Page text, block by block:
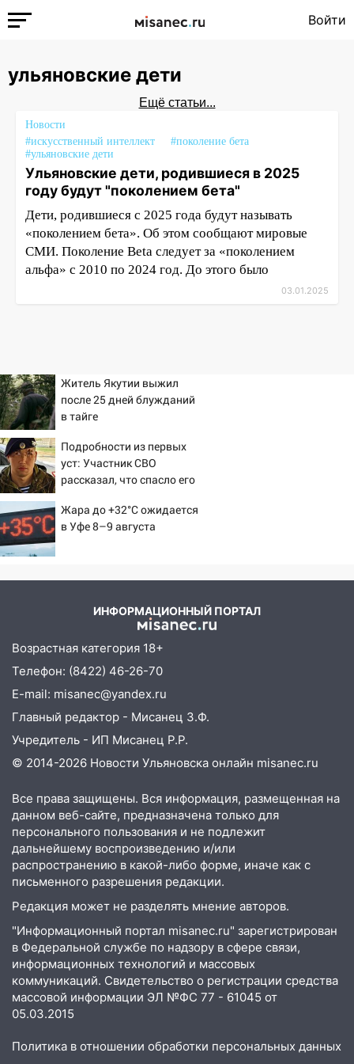
Войти
ульяновские дети
Ещё статьи...
Новости
#искусственный интеллект
#поколение бета
#ульяновские дети
Ульяновские дети, родившиеся в 2025
году будут "поколением бета"
Дети, родившиеся с 2025 года будут называть
«поколением бета». Об этом сообщают мировые
СМИ. Поколение Beta следует за «поколением
альфа» с 2010 по 2024 год. До этого было
03.01.2025
Житель Якутии выжил
после 25 дней блужданий
в тайге
Подробности из первых
уст: Участник СВО
рассказал, что спасло его
Жара до +32°C ожидается
в Уфе 8–9 августа
ИНФОРМАЦИОННЫЙ ПОРТАЛ
Возрастная категория 18+
Телефон: (8422) 46-26-70
E-mail: misanec@yandex.ru
Главный редактор - Мисанец З.Ф.
Учредитель - ИП Мисанец Р.Р.
© 2014-2026 Новости Ульяновска онлайн misanec.ru
Все права защищены. Вся информация, размещенная на
данном веб-сайте, предназначена только для
персонального пользования и не подлежит
дальнейшему воспроизведению и/или
распространению в какой-либо форме, иначе как с
письменного разрешения редакции.
Редакция может не разделять мнение авторов.
"Информационный портал misanec.ru" зарегистрирован
в Федеральной службе по надзору в сфере связи,
информационных технологий и массовых
коммуникаций. Свидетельство о регистрации средства
массовой информации ЭЛ №ФС 77 - 61045 от
05.03.2015
Политика в отношении обработки персональных данных